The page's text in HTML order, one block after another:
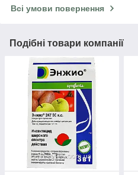
Всі умови повернення
Подібні товари компанії